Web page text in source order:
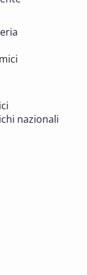
e Edilizia
nazionali